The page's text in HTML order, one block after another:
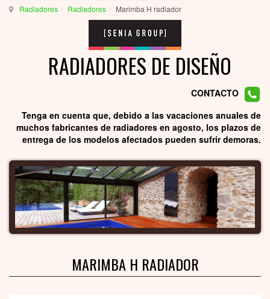
Radiadores Radiadores Marimba H radiador
RADIADORES DE DISEÑO
CONTACTO
Tenga en cuenta que, debido a las vacaciones anuales de
muchos fabricantes de radiadores en agosto, los plazos de
entrega de los modelos afectados pueden sufrir demoras.
MARIMBA H RADIADOR